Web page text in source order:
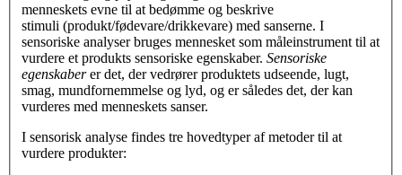
menneskets evne til at bedømme og beskrive
stimuli (produkt/fødevare/drikkevare) med sanserne. I
sensoriske analyser bruges mennesket som måleinstrument til at
vurdere et produkts sensoriske egenskaber. Sensoriske
egenskaberer det, der vedrører produktets udseende, lugt,
smag, mundfornemmelse og lyd, og er således det, der kan
vurderes med menneskets sanser.
I sensorisk analyse findes tre hovedtyper af metoder til at
vurdere produkter: